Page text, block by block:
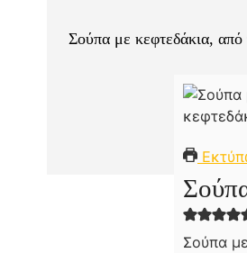
Σούπα με κεφτεδάκια, από
Σούπα